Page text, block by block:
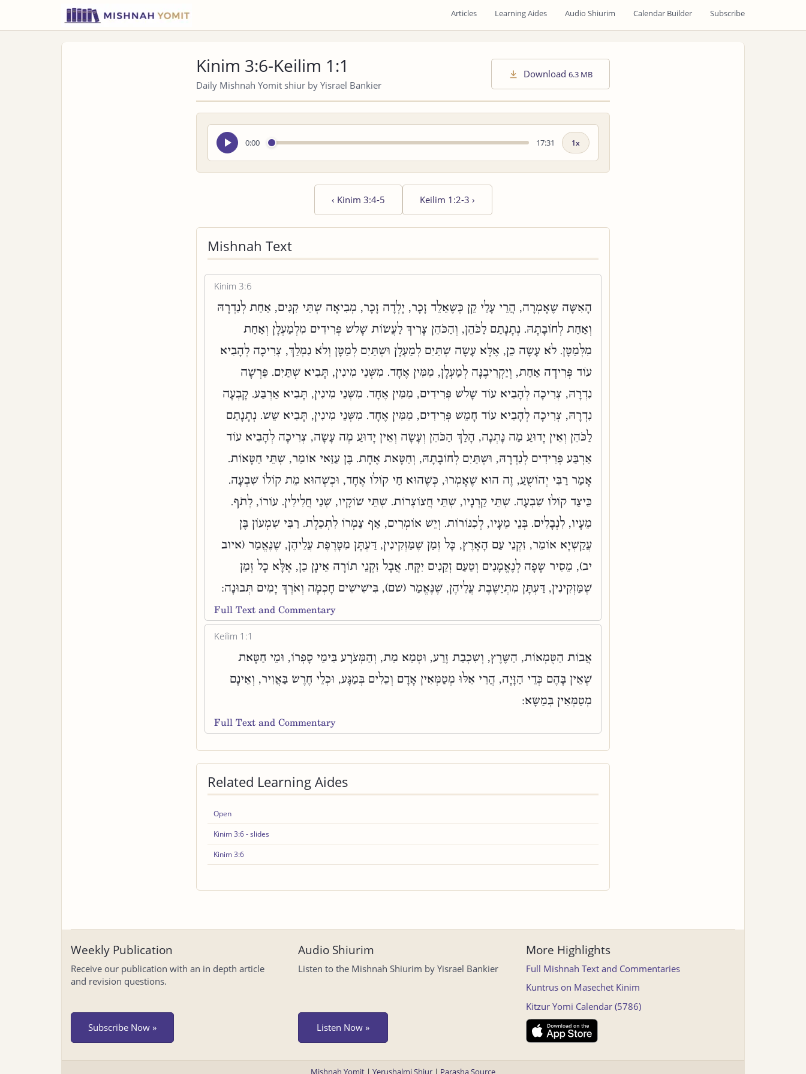
Articles Learning Aides Audio Shiurim Calendar Builder Subscribe
Kinim 3:6-Keilim 1:1
Daily Mishnah Yomit shiur by Yisrael Bankier
Download 6.3 MB
0:00
Seek
audio
17:31
Playback
‹ Kinim 3:4-5 Keilim 1:2-3 ›
Mishnah Text
Kinim 3:6
הָאִשָּׁה שֶׁאָמְרָה, הֲרֵי עָלַי קֵן כְּשֶׁאֵלֵד זָכָר, יָלְדָה זָכָר, מְבִיאָה שְׁתֵּי קִנִּים, אַחַת לְנִדְרָהּ
וְאַחַת לְחוֹבָתָהּ. נְתָנָתַם לַכֹּהֵן, וְהַכֹּהֵן צָרִיךְ לַעֲשׂוֹת שָׁלשׁ פְּרִידִים מִלְמַעְלָן וְאַחַת
מִלְּמַטָּן. לֹא עָשָׂה כֵן, אֶלָּא עָשָׂה שְׁתַּיִם לְמַעְלָן וּשְׁתַּיִם לְמַטָּן וְלֹא נִמְלַךְ, צְרִיכָה לְהָבִיא
עוֹד פְּרִידָה אַחַת, וְיַקְרִיבֶנָּה לְמַעְלָן, מִמִּין אֶחָד. מִשְּׁנֵי מִינִין, תָּבִיא שְׁתַּיִם. פֵּרְשָׁה
נִדְרָהּ, צְרִיכָה לְהָבִיא עוֹד שָׁלשׁ פְּרִידִים, מִמִּין אֶחָד. מִשְּׁנֵי מִינִין, תָּבִיא אַרְבַּע. קָבְעָה
נִדְרָהּ, צְרִיכָה לְהָבִיא עוֹד חָמֵשׁ פְּרִידִים, מִמִּין אֶחָד. מִשְּׁנֵי מִינִין, תָּבִיא שֵׁשׁ. נְתָנָתַם
לַכֹּהֵן וְאֵין יָדוּעַ מַה נָּתְנָה, הָלַךְ הַכֹּהֵן וְעָשָׂה וְאֵין יָדוּעַ מֶה עָשָׂה, צְרִיכָה לְהָבִיא עוֹד
אַרְבַּע פְּרִידִים לְנִדְרָהּ, וּשְׁתַּיִם לְחוֹבָתָהּ, וְחַטָּאת אֶחָת. בֶּן עַזַּאי אוֹמֵר, שְׁתֵּי חַטָּאוֹת.
אָמַר רַבִּי יְהוֹשֻׁעַ, זֶה הוּא שֶׁאָמְרוּ, כְּשֶׁהוּא חַי קוֹלוֹ אֶחָד, וּכְשֶׁהוּא מֵת קוֹלוֹ שִׁבְעָה.
כֵּיצַד קוֹלוֹ שִׁבְעָה. שְׁתֵּי קַרְנָיו, שְׁתֵּי חֲצוֹצְרוֹת. שְׁתֵּי שׁוֹקָיו, שְׁנֵי חֲלִילִין. עוֹרוֹ, לְתֹף.
מֵעָיו, לִנְבָלִים. בְּנֵי מֵעָיו, לְכִנּוֹרוֹת. וְיֵשׁ אוֹמְרִים, אַף צַמְרוֹ לִתְכֵלֶת. רַבִּי שִׁמְעוֹן בֶּן
עֲקַשְׁיָא אוֹמֵר, זִקְנֵי עַם הָאָרֶץ, כָּל זְמַן שֶׁמַּזְקִינִין, דַּעְתָּן מִטָּרֶפֶת עֲלֵיהֶן, שֶׁנֶּאֱמַר (איוב
יב), מֵסִיר שָׂפָה לְנֶאֱמָנִים וְטַעַם זְקֵנִים יִקָּח. אֲבָל זִקְנֵי תוֹרָה אֵינָן כֵן, אֶלָּא כָל זְמַן
שֶׁמַּזְקִינִין, דַּעְתָּן מִתְיַשֶּׁבֶת עֲלֵיהֶן, שֶׁנֶּאֱמַר (שם), בִּישִׁישִׁים חָכְמָה וְאֹרֶךְ יָמִים תְּבוּנָה:
Full Text and Commentary
Keilim 1:1
אֲבוֹת הַטֻּמְאוֹת, הַשֶּׁרֶץ, וְשִׁכְבַת זֶרַע, וּטְמֵא מֵת, וְהַמְּצֹרָע בִּימֵי סָפְרוֹ, וּמֵי חַטָּאת
שֶׁאֵין בָּהֶם כְּדֵי הַזָּיָה, הֲרֵי אֵלּוּ מְטַמְּאִין אָדָם וְכֵלִים בְּמַגָּע, וּכְלֵי חֶרֶשׂ בַּאֲוִיר, וְאֵינָם
מְטַמְּאִין בְּמַשָּׂא:
Full Text and Commentary
Related Learning Aides
Open
Kinim 3:6 - slides
Kinim 3:6
Weekly Publication
Receive our publication with an in depth article
and revision questions.
Subscribe Now »
Audio Shiurim
Listen to the Mishnah Shiurim by Yisrael Bankier
Listen Now »
More Highlights
Full Mishnah Text and Commentaries
Kuntrus on Masechet Kinim
Kitzur Yomi Calendar (5786)
Mishnah Yomit | Yerushalmi Shiur | Parasha Source